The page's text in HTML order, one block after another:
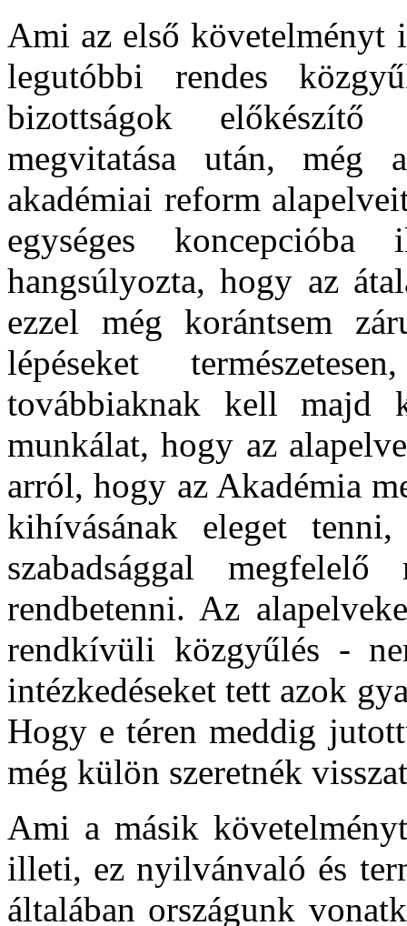
Ami az első követelményt
legutóbbi rendes
bizottságok
megvitatása után,
akadémiai reform
egységes koncepcióba
hangsúlyozta, hogy az
ezzel még korántsem
lépéseket
továbbiaknak kell majd
munkálat, hogy az
arról, hogy az Akadémia
kihívásának eleget
szabadsággal
rendbetenni. Az
rendkívüli közgyűlés -
intézkedéseket tett azok
Hogy e téren meddig
még külön szeretnék
Ami a másik
illeti, ez nyilvánvaló és
általában országunk